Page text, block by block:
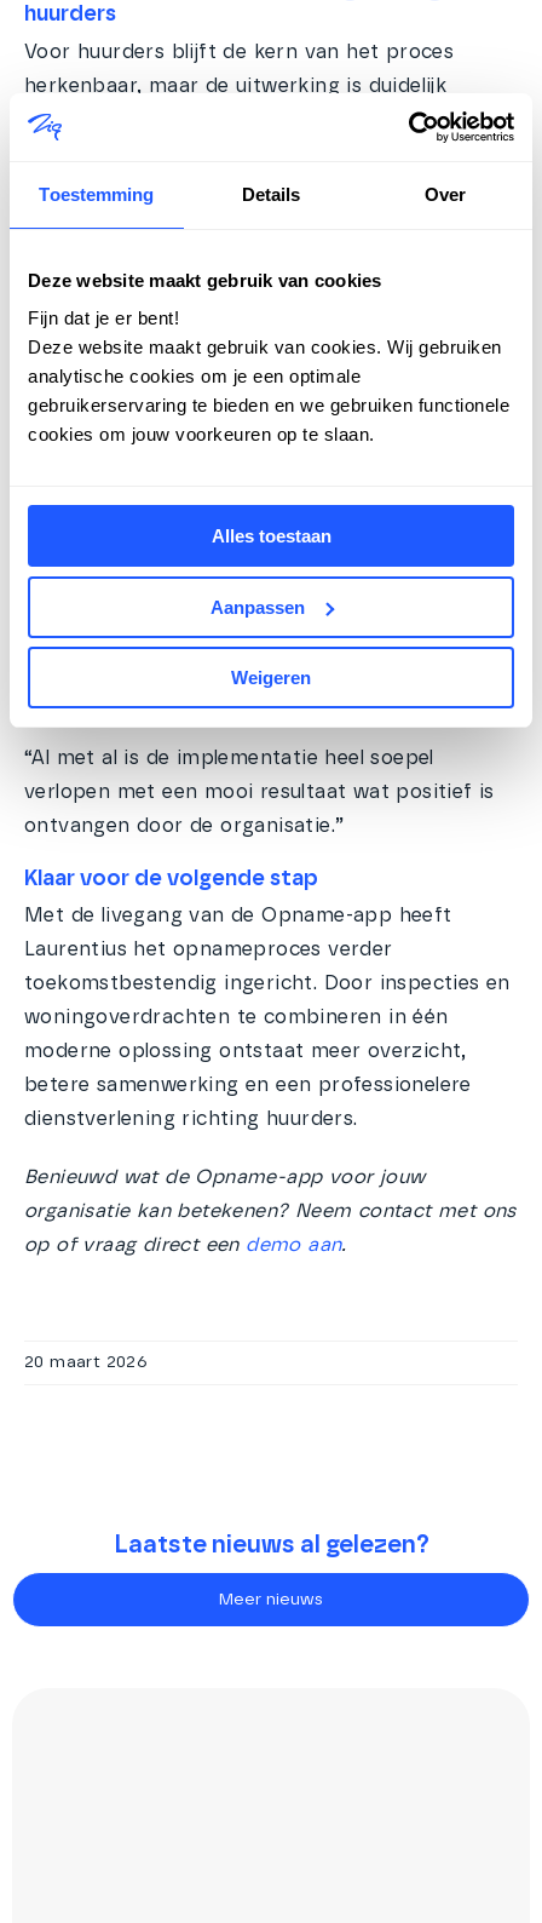
Toestemming Details Over
Deze website maakt gebruik van cookies
Fijn dat je er bent!
Deze website maakt gebruik van cookies. Wij gebruiken
analytische cookies om je een optimale
gebruikerservaring te bieden en we gebruiken functionele
cookies om jouw voorkeuren op te slaan.
Alles toestaan
Aanpassen
Weigeren
huurders
Voor huurders blijft de kern van het proces
herkenbaar, maar de uitwerking is duidelijk
professioneler. Rapportages zijn completer en
“Huurders merken dat de rapporten volledig zijn
duidelijke overzichten van overname, ZAV en
kosten. Voor de woningwaardering ervaren zij
dat dit professioneel wordt uitgevoerd, met als
resultaat een mooi en duidelijk opleverrapport.”
Soepele implementatie door betrokken
door een interne werkgroep met opzichters en
een verhuurmakelaar. Samen met de consultant
van Zig doorliepen zij verschillende sessies en
testfases. De werkgroep verzorgde uiteindelijk
“Al met al is de implementatie heel soepel
verlopen met een mooi resultaat wat positief is
ontvangen door de organisatie.”
Klaar voor de volgende stap
Met de livegang van de Opname-app heeft
Laurentius het opnameproces verder
toekomstbestendig ingericht. Door inspecties en
woningoverdrachten te combineren in één
moderne oplossing ontstaat meer overzicht,
betere samenwerking en een professionelere
dienstverlening richting huurders.
Benieuwd wat de Opname-app voor jouw
organisatie kan betekenen? Neem contact met ons
op of vraag direct een demo aan.
20 maart 2026
Laatste nieuws al gelezen?
Meer nieuws